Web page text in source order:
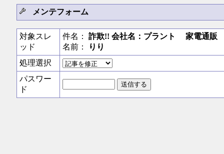
メンテフォーム
対象スレ
ッド
件名： 詐欺!! 会社名：プラント 家電通
名前：
りり
処理選択
パスワー
ド